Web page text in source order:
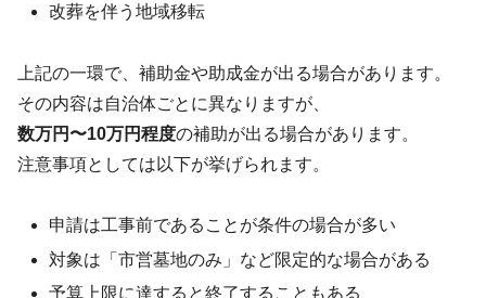
改葬を伴う地域移転
上記の一環で、補助金や助成金が出る場合があります。
その内容は自治体ごとに異なりますが、
数万円〜10万円程度の補助が出る場合があります。
注意事項としては以下が挙げられます。
申請は工事前であることが条件の場合が多い
対象は「市営墓地のみ」など限定的な場合がある
予算上限に達すると終了することもある